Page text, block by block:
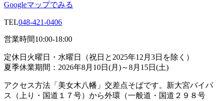
Googleマップでみる
TEL048-421-0406
営業時間10:00-18:00
定休日 火曜日・水曜日（祝日と2025年12月3日を除く）
夏季休業期間：2026年8月10日(月)～8月15日(土)
アクセス方法 「美女木八幡」交差点そばです。新大宮バイパ
ス（上り・国道１７号）から外環（一般道・国道２９８号